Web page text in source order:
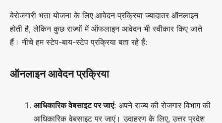
बेरोजगारी भत्ता योजना के लिए आवेदन प्रक्रिया ज्यादातर ऑनलाइन
होती है, लेकिन कुछ राज्यों में ऑफलाइन आवेदन भी स्वीकार किए जाते
हैं। नीचे हम स्टेप-बाय-स्टेप प्रक्रिया बता रहे हैं:
ऑनलाइन आवेदन प्रक्रिया
आधिकारिक वेबसाइट पर जाएं: अपने राज्य की रोजगार विभाग की
आधिकारिक वेबसाइट पर जाएं। उदाहरण के लिए, उत्तर प्रदेश